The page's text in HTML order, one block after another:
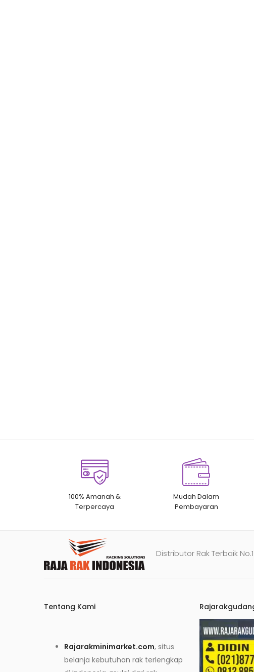
100% Amanah &
Terpercaya
Mudah Dalam
Pembayaran
Distributor Rak Terbaik
Tentang Kami
Rajarakminimarket.com, situs
belanja kebutuhan rak terlengkap